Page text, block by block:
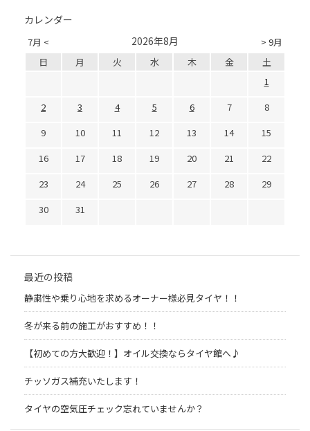
カレンダー
7月 < > 9月
2026年8月
日 月 火 水 木 金
土
1
2
3 4 5 6 7
8
9
10 11 12 13 14
15
16
17 18 19 20 21
22
23
24 25 26 27 28
29
30
31
最近の投稿
静粛性や乗り心地を求めるオーナー様必見タイヤ！！
冬が来る前の施工がおすすめ！！
【初めての方大歓迎！】オイル交換ならタイヤ館へ♪
チッソガス補充いたします！
タイヤの空気圧チェック忘れていませんか？